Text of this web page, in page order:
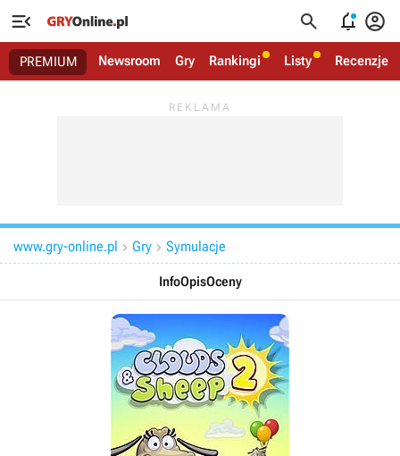
   
PREMIUM Newsroom Gry Rankingi Listy Recenzje
www.gry-online.pl  Gry  Symulacje
InfoOpisOceny